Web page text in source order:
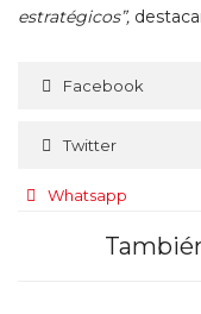
estratégicos”,
Facebook
Twitter
Whatsapp